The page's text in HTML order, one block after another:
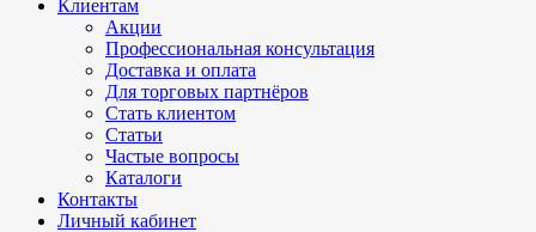
Клиентам
Акции
Профессиональная консультация
Доставка и оплата
Для торговых партнёров
Стать клиентом
Статьи
Частые вопросы
Каталоги
Контакты
Личный кабинет